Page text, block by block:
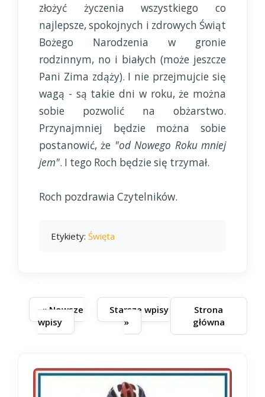
złożyć życzenia wszystkiego co
najlepsze, spokojnych i zdrowych Świąt
Bożego Narodzenia w gronie
rodzinnym, no i białych (może jeszcze
Pani Zima zdąży). I nie przejmujcie się
wagą - są takie dni w roku, że można
sobie pozwolić na obżarstwo.
Przynajmniej będzie można sobie
postanowić, że "od Nowego Roku mniej
jem". I tego Roch będzie się trzymał.
Roch pozdrawia Czytelników.
Etykiety: Święta
« Nowsze
wpisy
Starsze wpisy
»
Strona
główna